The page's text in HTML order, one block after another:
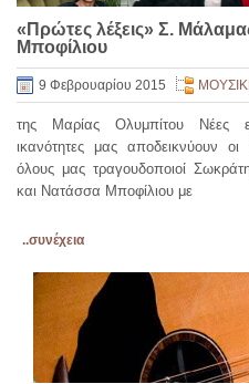
«Πρώτες λέξεις» Σ.
Μποφίλιου
9 Φεβρουαρίου 2015
της Μαρίας Ολυμπίτου Νέες
ικανότητες μας αποδεικνύουν
όλους μας τραγουδοποιοί
και Νατάσσα Μποφίλιου με
..συνέχεια